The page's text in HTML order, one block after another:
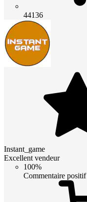
44136
Instant_game
Excellent vendeur
100%
Commentaire positif